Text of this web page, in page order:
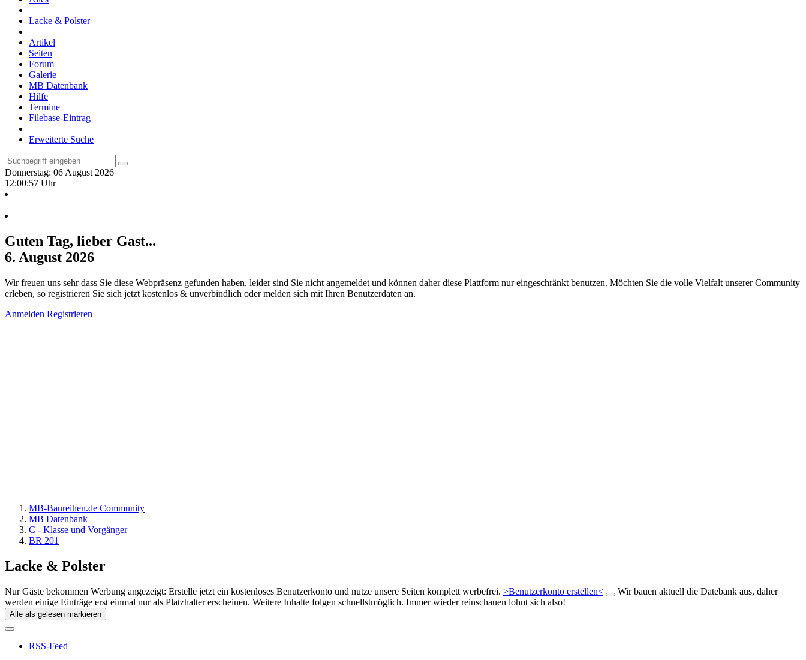
Lacke & Polster
Artikel
Seiten
Forum
Galerie
MB Datenbank
Hilfe
Termine
Filebase-Eintrag
Erweiterte Suche
Donnerstag: 06 August 2026
12:00:58 Uhr
Guten Tag, lieber Gast...
6. August 2026
Wir freuen uns sehr dass Sie diese Webpräsenz gefunden haben, leider sind Sie nicht angemeldet und können daher diese Plattform nur eingeschränkt benutzen. Möchten Sie die volle Vielfalt unserer Community
erleben, so registrieren Sie sich jetzt kostenlos & unverbindlich oder melden sich mit Ihren Benutzerdaten an.
Anmelden Registrieren
MB-Baureihen.de Community
MB Datenbank
C - Klasse und Vorgänger
BR 201
Lacke & Polster
Nur Gäste bekommen Werbung angezeigt: Erstelle jetzt ein kostenloses Benutzerkonto und nutze unsere Seiten komplett werbefrei. >Benutzerkonto erstellen<
Wir bauen aktuell die Datebank aus, daher
werden einige Einträge erst einmal nur als Platzhalter erscheinen. Weitere Inhalte folgen schnellstmöglich. Immer wieder reinschauen lohnt sich also!
Alle als gelesen markieren
RSS-Feed